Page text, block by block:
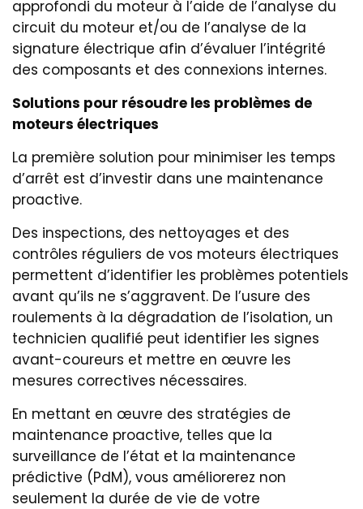
approfondi du moteur à l’aide de l’analyse du
circuit du moteur et/ou de l’analyse de la
signature électrique afin d’évaluer l’intégrité
des composants et des connexions internes.
Solutions pour résoudre les problèmes de
moteurs électriques
La première solution pour minimiser les temps
d’arrêt est d’investir dans une maintenance
proactive.
Des inspections, des nettoyages et des
contrôles réguliers de vos moteurs électriques
permettent d’identifier les problèmes potentiels
avant qu’ils ne s’aggravent. De l’usure des
roulements à la dégradation de l’isolation, un
technicien qualifié peut identifier les signes
avant-coureurs et mettre en œuvre les
mesures correctives nécessaires.
En mettant en œuvre des stratégies de
maintenance proactive, telles que la
surveillance de l’état et la maintenance
prédictive (PdM), vous améliorerez non
seulement la durée de vie de votre